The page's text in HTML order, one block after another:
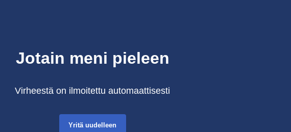
Jotain meni pieleen
Virheestä on ilmoitettu automaattisesti
Yritä uudelleen